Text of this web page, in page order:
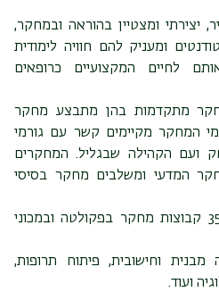
יצירתי ומצטיין בהוראה ובמחקר,
ומעניק להם חוויה לימודית
לחיים המקצועיים כרופאים
מתקדמות בהן מתבצע מחקר
המחקר מקיימים קשר עם גורמי
ועם הקהילה שבגליל. המחקרים
המדעי ומשלבים מחקר בסיסי
תחומי המחקר הביו-רפואי (35 קבוצות מחקר בפקולטה ובמכוני
מבנית וחישובית, פיתוח תרופות,
ועוד.